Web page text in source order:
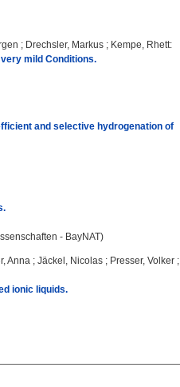
; Drechsler, Markus ; Kempe, Rhett:
mild Conditions.
and selective hydrogenation of
- BayNAT)
Anna ; Jäckel, Nicolas ; Presser, Volker ;
ionic liquids.